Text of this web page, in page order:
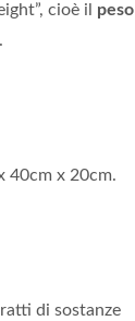
cioè il peso
40cm x 20cm.
di sostanze